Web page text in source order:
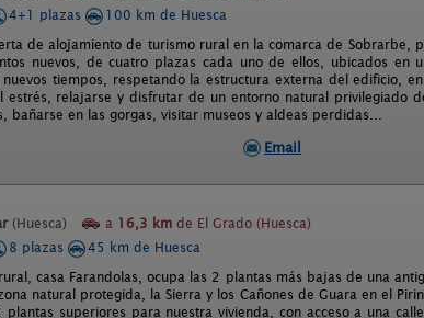
4+1 plazas
100 km de Huesca
de alojamiento de turismo rural en la comarca de Sobrarbe,
nuevos, de cuatro plazas cada uno de ellos, ubicados en
tiempos, respetando la estructura externa del edificio,
estrés, relajarse y disfrutar de un entorno natural privilegiado
bañarse en las gorgas, visitar museos y aldeas perdidas...
Email
(Huesca) a 16,3 km de El Grado (Huesca)
8 plazas
45 km de Huesca
casa Farandolas, ocupa las 2 plantas más bajas de una
natural protegida, la Sierra y los Cañones de Guara en el
superiores para nuestra vivienda, con acceso a una